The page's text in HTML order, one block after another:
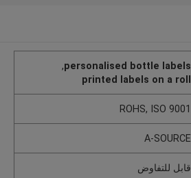
personalised bottle labels
,
printed labels on a roll
ROHS, ISO 9001
A-SOURCE
قابل للتفاوض